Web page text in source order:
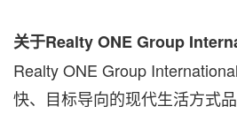
关于Realty ONE Group
Realty ONE Group
快、目标导向的现代生活方式